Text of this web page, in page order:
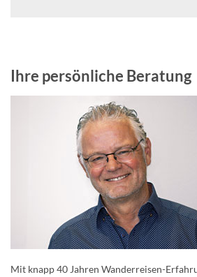
Ihre persönliche Beratung
Mit knapp 40 Jahren Wanderreisen-